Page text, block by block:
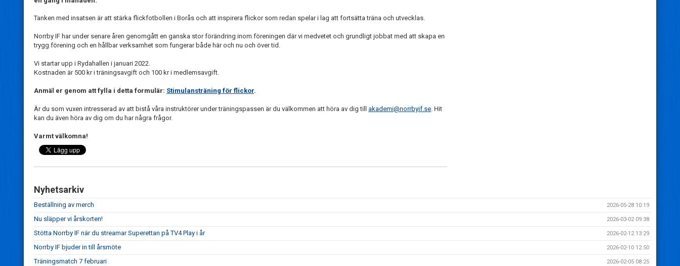
Tanken med insatsen är att stärka flickfotbollen i Borås och att inspirera flickor som redan spelar i lag att fortsätta träna och utvecklas.
Norrby IF har under senare åren genomgått en ganska stor förändring inom föreningen där vi medvetet och grundligt jobbat med att skapa en
trygg förening och en hållbar verksamhet som fungerar både här och nu och över tid.
Vi startar upp i Rydahallen i januari 2022.
Kostnaden är 500 kr i träningsavgift och 100 kr i medlemsavgift.
Anmäl er genom att fylla i detta formulär: Stimulansträning för flickor.
Är du som vuxen intresserad av att bistå våra instruktörer under träningspassen är du välkommen att höra av dig till akademi@norrbyif.se. Hit
kan du även höra av dig om du har några frågor.
Varmt välkomna!
Nyhetsarkiv
Beställning av merch 2026-05-28 10:19
Nu släpper vi årskorten! 2026-03-02 09:38
Stötta Norrby IF när du streamar Superettan på TV4 Play i år 2026-02-12 13:29
Norrby IF bjuder in till årsmöte 2026-02-10 12:50
Träningsmatch 7 februari 2026-02-05 08:25